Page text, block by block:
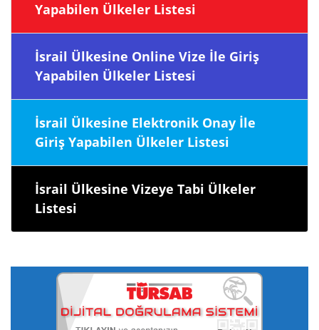
Yapabilen Ülkeler Listesi
İsrail Ülkesine Online Vize İle Giriş
Yapabilen Ülkeler Listesi
İsrail Ülkesine Elektronik Onay İle
Giriş Yapabilen Ülkeler Listesi
İsrail Ülkesine Vizeye Tabi Ülkeler
Listesi